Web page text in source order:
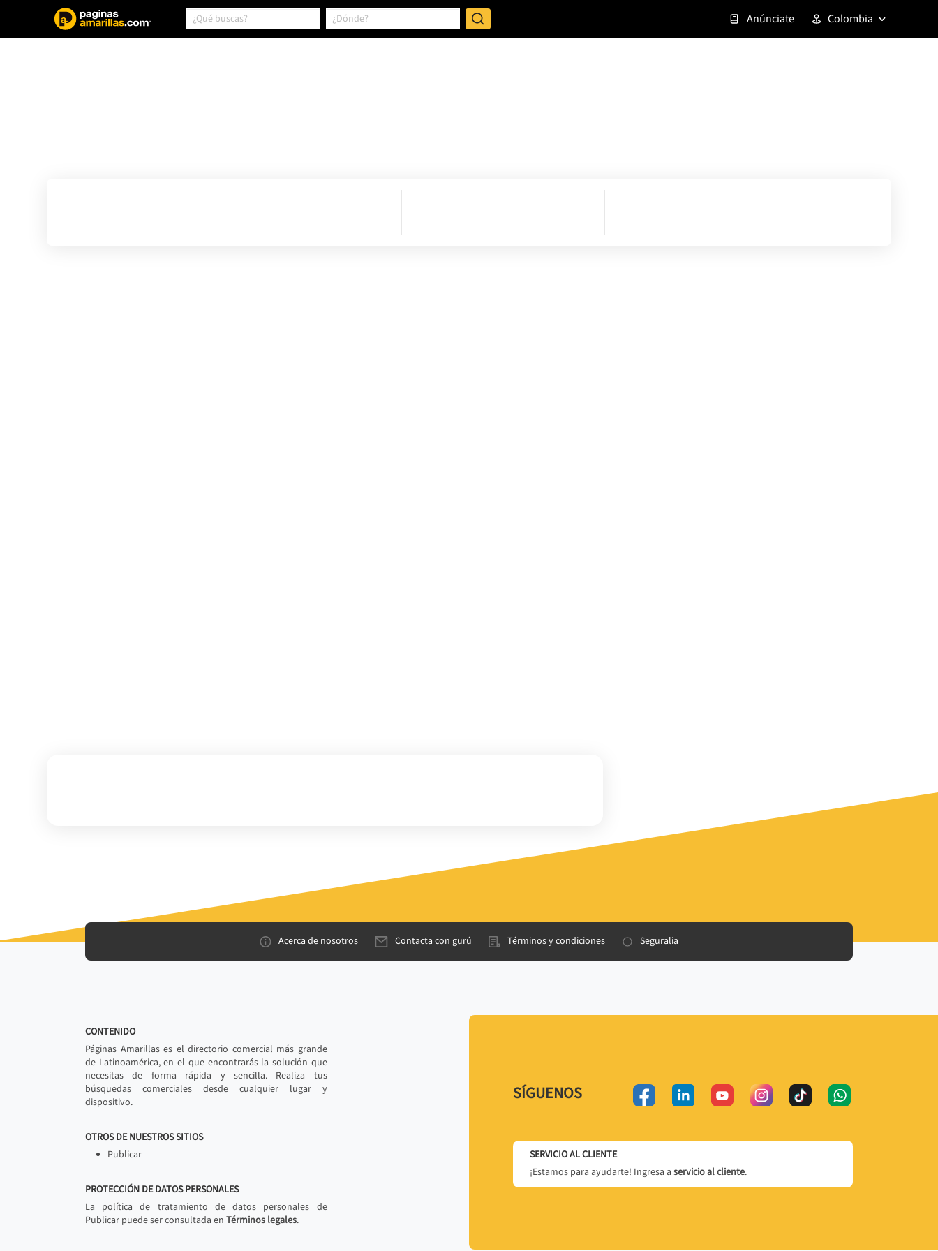
Anúnciate Colombia
Acerca de nosotros Contacta con gurú Términos y condiciones Seguralia
CONTENIDO
Páginas Amarillas es el directorio comercial más grande
de Latinoamérica, en el que encontrarás la solución que
necesitas de forma rápida y sencilla. Realiza tus
búsquedas comerciales desde cualquier lugar y
dispositivo.
OTROS DE NUESTROS SITIOS
Publicar
PROTECCIÓN DE DATOS PERSONALES
La política de tratamiento de datos personales de
Publicar puede ser consultada en Términos legales.
SÍGUENOS
SERVICIO AL CLIENTE
¡Estamos para ayudarte! Ingresa a servicio al cliente.